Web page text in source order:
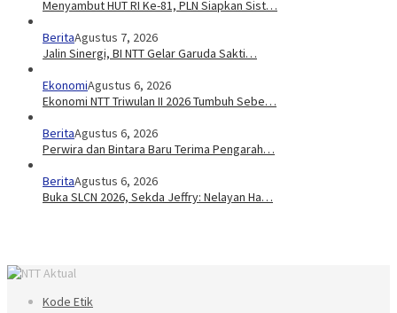
Menyambut HUT RI Ke-81, PLN Siapkan Sist…
BeritaAgustus 7, 2026
Jalin Sinergi, BI NTT Gelar Garuda Sakti…
EkonomiAgustus 6, 2026
Ekonomi NTT Triwulan II 2026 Tumbuh Sebe…
BeritaAgustus 6, 2026
Perwira dan Bintara Baru Terima Pengarah…
BeritaAgustus 6, 2026
Buka SLCN 2026, Sekda Jeffry: Nelayan Ha…
Kode Etik